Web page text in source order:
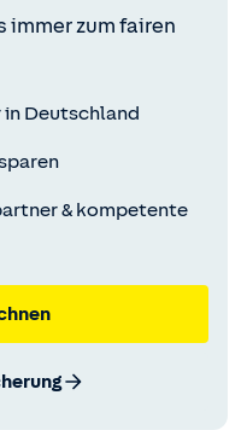
immer zum fairen
Deutschland
& kompetente